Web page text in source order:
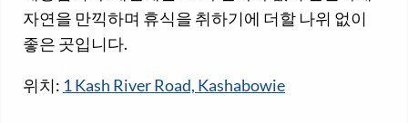
자연을 만끽하며 휴식을 취하기에 더할 나위 없이
좋은 곳입니다.
위치: 1 Kash River Road, Kashabowie